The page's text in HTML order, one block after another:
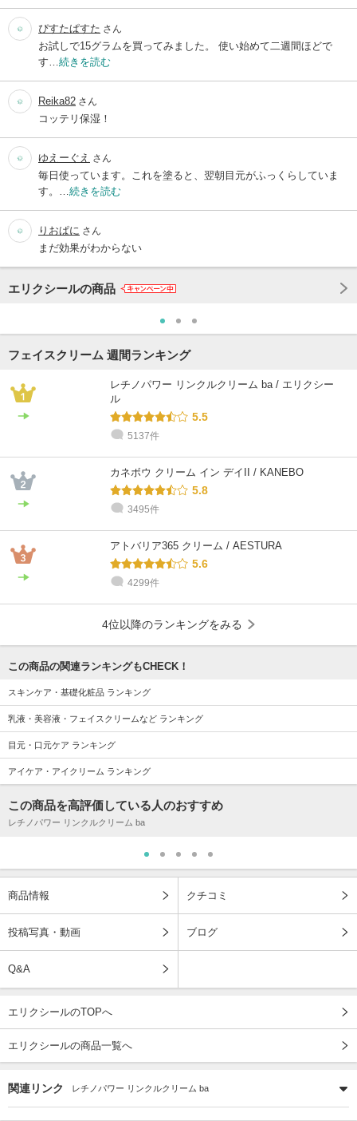
ぴすたぱすた さん
お試しで15グラムを買ってみました。 使い始めて二週間ほどで
す… 続きを読む
Reika82 さん
コッテリ保湿！
ゆえーぐえ さん
毎日使っています。これを塗ると、翌朝目元がふっくらしていま
す。… 続きを読む
りおぱに さん
まだ効果がわからない
エリクシールの商品
フェイスクリーム 週間ランキング
レチノパワー リンクルクリーム ba / エリクシー
ル
5.5
5137件
カネボウ クリーム イン デイII / KANEBO
5.8
3495件
アトバリア365 クリーム / AESTURA
5.6
4299件
4位以降のランキングをみる
この商品の関連ランキングもCHECK！
スキンケア・基礎化粧品 ランキング
乳液・美容液・フェイスクリームなど ランキング
目元・口元ケア ランキング
アイケア・アイクリーム ランキング
この商品を高評価している人のおすすめ
レチノパワー リンクルクリーム ba
商品情報 クチコミ
投稿写真・動画 ブログ
Q&A
エリクシールのTOPへ
エリクシールの商品一覧へ
関連リンク レチノパワー リンクルクリーム ba